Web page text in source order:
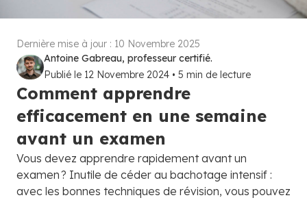
Dernière mise à jour : 10 Novembre 2025
Antoine Gabreau, professeur certifié.
Publié le 12 Novembre 2024 • 5 min de lecture
Comment apprendre
efficacement en une semaine
avant un examen
Vous devez apprendre rapidement avant un
examen ? Inutile de céder au bachotage intensif :
avec les bonnes techniques de révision, vous pouvez